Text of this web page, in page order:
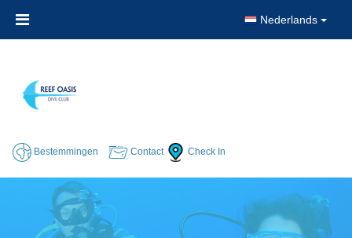
Nederlands
Bestemmingen Contact Check In